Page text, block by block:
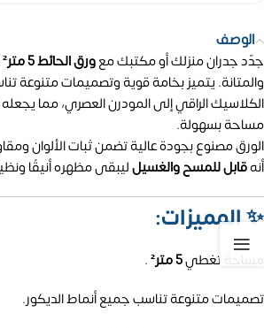
الوصف
جدّد جدران منزلك أو مكتبك معورق الحائط 5 متر²
والمتانة. يتميز بخامة قوية وتصميمات متنوعة
الكلاسيك الراقي إلى المودرن العصري، مما يجعله
مساحة بسهولة.
الورق مصنوع بجودة عالية تضمن ثبات الألوان
أنهقابل للمسح والغسيلليبقى مظهره أنيقًا
✨المميزات:
مساحة تغطي5 متر²
.
تصميمات متنوعة تناسب جميع أنماط الديكور.